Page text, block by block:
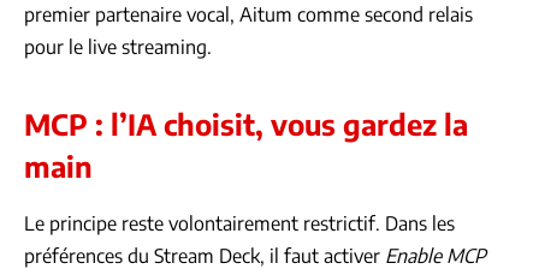
premier partenaire vocal, Aitum comme second relais
pour le live streaming.
MCP : l’IA choisit, vous gardez la
main
Le principe reste volontairement restrictif. Dans les
préférences du Stream Deck, il faut activer Enable MCP